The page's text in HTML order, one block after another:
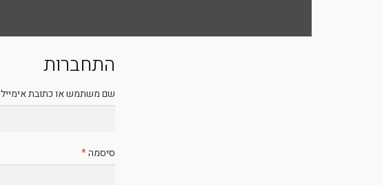
התחברות
שם משתמש או כתובת אימייל
סיסמה*חובה